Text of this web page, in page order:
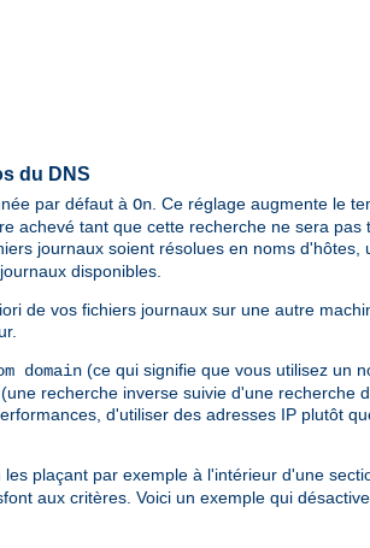
du DNS
par défaut à On. Ce réglage augmente le
achevé tant que cette recherche ne sera
journaux soient résolues en noms d'hôtes,
disponibles.
de vos fichiers journaux sur une autre
domain (ce qui signifie que vous utilisez un
recherche inverse suivie d'une recherche
d'utiliser des adresses IP plutôt
plaçant par exemple à l'intérieur d'une
aux critères. Voici un exemple qui